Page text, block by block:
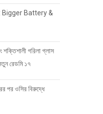
Bigger Battery &
শক্তিশালী গরিলা গ্লাস
রেডমি ১৭
পর ওসির বিরুদ্ধে